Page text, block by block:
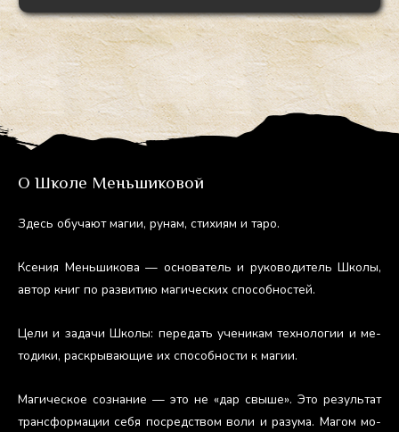
О Школе Меньшиковой
Здесь обу­ча­ют ма­гии, ру­нам, сти­хи­ям и та­ро.
Ксе­ния Мень­ши­кова — ос­но­ватель и ру­ково­дитель Шко­лы,
ав­тор книг по раз­ви­тию ма­гичес­ких спо­соб­ностей.
Це­ли и за­дачи Шко­лы: пе­редать уче­никам тех­но­логии и ме­
тоди­ки, рас­кры­ва­ющие их спо­соб­ности к ма­гии.
Ма­гичес­кое соз­на­ние — это не «дар свы­ше». Это ре­зуль­тат
тран­сфор­ма­ции се­бя пос­редс­твом во­ли и ра­зума. Ма­гом мо­